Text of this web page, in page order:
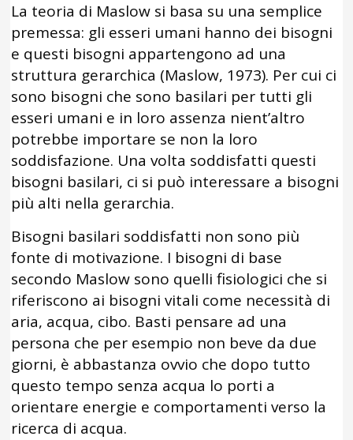
La teoria di Maslow si basa su una semplice
premessa: gli esseri umani hanno dei bisogni
e questi bisogni appartengono ad una
struttura gerarchica (Maslow, 1973). Per cui ci
sono bisogni che sono basilari per tutti gli
esseri umani e in loro assenza nient’altro
potrebbe importare se non la loro
soddisfazione. Una volta soddisfatti questi
bisogni basilari, ci si può interessare a bisogni
più alti nella gerarchia.
Bisogni basilari soddisfatti non sono più
fonte di motivazione. I bisogni di base
secondo Maslow sono quelli fisiologici che si
riferiscono ai bisogni vitali come necessità di
aria, acqua, cibo. Basti pensare ad una
persona che per esempio non beve da due
giorni, è abbastanza ovvio che dopo tutto
questo tempo senza acqua lo porti a
orientare energie e comportamenti verso la
ricerca di acqua.